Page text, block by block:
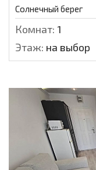
Солнечный берег
Комнат: 1
Этаж: на выбор